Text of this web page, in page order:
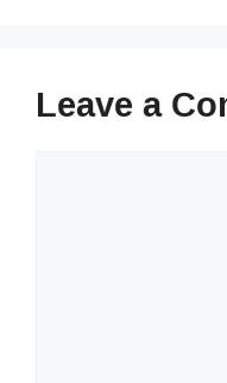
Leave a